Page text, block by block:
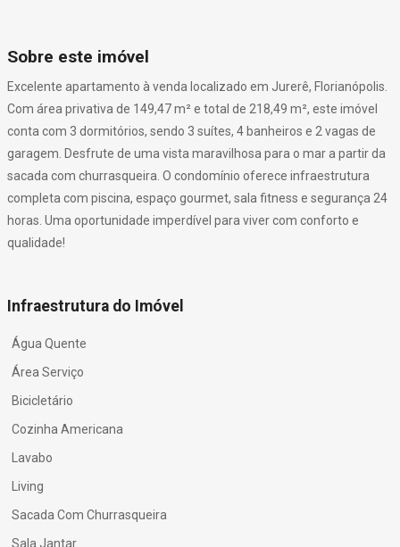
Sobre este imóvel
Excelente apartamento à venda localizado em Jurerê, Florianópolis.
Com área privativa de 149,47 m² e total de 218,49 m², este imóvel
conta com 3 dormitórios, sendo 3 suítes, 4 banheiros e 2 vagas de
garagem. Desfrute de uma vista maravilhosa para o mar a partir da
sacada com churrasqueira. O condomínio oferece infraestrutura
completa com piscina, espaço gourmet, sala fitness e segurança 24
horas. Uma oportunidade imperdível para viver com conforto e
qualidade!
Infraestrutura do Imóvel
Água Quente
Área Serviço
Bicicletário
Cozinha Americana
Lavabo
Living
Sacada Com Churrasqueira
Sala Jantar